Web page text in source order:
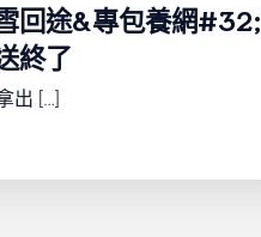
回途&專包養網
終了
出 […]